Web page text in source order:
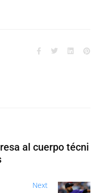
al cuerpo técni
Next